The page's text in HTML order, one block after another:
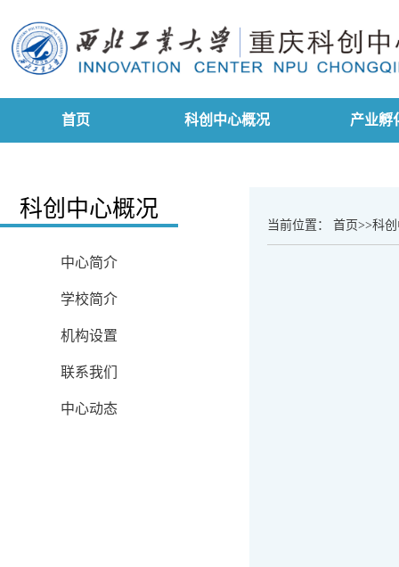
首页 科创中心概况 产业孵
科创中心概况
中心简介
学校简介
机构设置
联系我们
中心动态
当前位置： 首页>>科